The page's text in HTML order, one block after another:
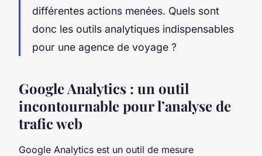
différentes actions menées. Quels sont
donc les outils analytiques indispensables
pour une agence de voyage ?
Google Analytics : un outil
incontournable pour l’analyse de
trafic web
Google Analytics est un outil de mesure